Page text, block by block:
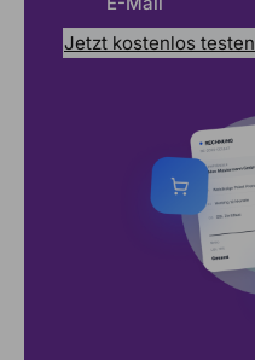
Jetzt kostenlos testen